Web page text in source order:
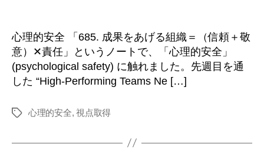
心理的安全 「685. 成果をあげる組織＝（信頼＋敬
意）✕責任」というノートで、「心理的安全」
(psychological safety) に触れました。先週目を通
した “High-Performing Teams Ne […]
タ
心理的安全,視点取得